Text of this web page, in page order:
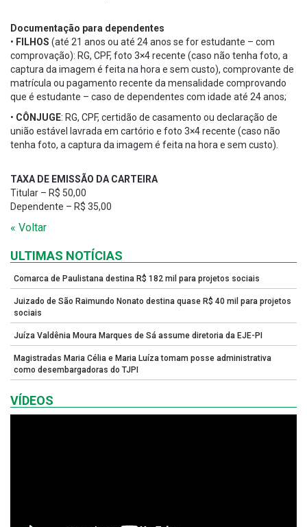
Documentação para dependentes
• FILHOS (até 21 anos ou até 24 anos se for estudante – com
comprovação): RG, CPF, foto 3×4 recente (caso não tenha foto, a
captura da imagem é feita na hora e sem custo), comprovante de
matrícula ou pagamento recente da mensalidade comprovando
que é estudante – caso de dependentes com idade até 24 anos;
• CÔNJUGE: RG, CPF, certidão de casamento ou declaração de
união estável lavrada em cartório e foto 3×4 recente (caso não
tenha foto, a captura da imagem é feita na hora e sem custo).
TAXA DE EMISSÃO DA CARTEIRA
Titular – R$ 50,00
Dependente – R$ 35,00
« Voltar
ULTIMAS NOTÍCIAS
Comarca de Paulistana destina R$ 182 mil para projetos sociais
Juizado de São Raimundo Nonato destina quase R$ 40 mil para projetos
sociais
Juíza Valdênia Moura Marques de Sá assume diretoria da EJE-PI
Magistradas Maria Célia e Maria Luíza tomam posse administrativa
como desembargadoras do TJPI
VÍDEOS